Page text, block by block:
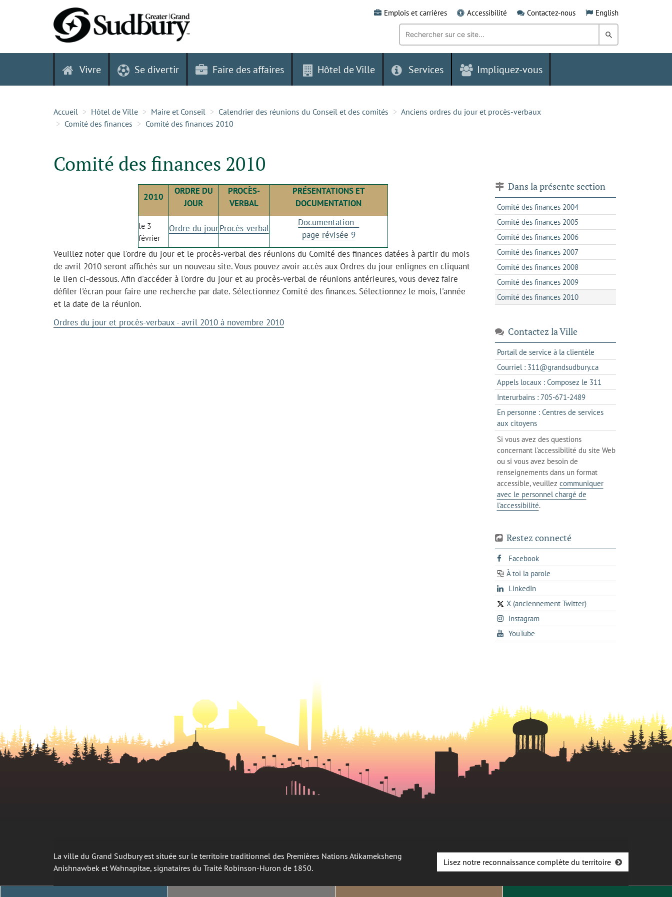
Emplois et carrières Accessibilité Contactez-nous English
Recherche
mot-
clé:
Rechercher
dans
Grand
Vivre Se divertir Faire des affaires Hôtel de Ville Services Impliquez-vous
Accueil Hôtel de Ville Maire et Conseil Calendrier des réunions du Conseil et des comités
Anciens ordres du jour et procès-verbaux
Comité des finances
Comité des finances 2010
Comité des finances 2010
2010
ORDRE DU
JOUR
PROCÈS-
VERBAL
PRÉSENTATIONS ET
DOCUMENTATION
le 3
février
Ordre du jourProcès-verbal
Documentation -
page révisée 9
Veuillez noter que l'ordre du jour et le procès-verbal des réunions du Comité des finances datées à partir du mois
de avril 2010 seront affichés sur un nouveau site. Vous pouvez avoir accès aux Ordres du jour enlignes en cliquant
le lien ci-dessous. Afin d'accéder à l'ordre du jour et au procès-verbal de réunions antérieures, vous devez faire
défiler l'écran pour faire une recherche par date. Sélectionnez Comité des finances. Sélectionnez le mois, l'année
et la date de la réunion.
Ordres du jour et procès-verbaux - avril 2010 à novembre 2010
Dans la présente section
Comité des finances 2004
Comité des finances 2005
Comité des finances 2006
Comité des finances 2007
Comité des finances 2008
Comité des finances 2009
Comité des finances 2010
Contactez la Ville
Portail de service à la clientèles'ouvre
dans
un
nouvel
Courriel : 311@grandsudbury.cas'ouvre
dans
votre
de
Appels locaux : Composez le 311
dans
un
client
téléphone
Interurbains : 705-671-2489s'ouvre
dans
client
votre
En personne : Centres de services
aux citoyenss'ouvre
dans
l'onglet
actuel
Si vous avez des questions
concernant l'accessibilité du site Web
ou si vous avez besoin de
renseignements dans un format
accessible, veuillez communiquer
avec le personnel chargé de
l'accessibilité.
Restez connecté
Facebooks'ouvre
dans
un
onglet
À toi la parole
opens
in
a
new
tab
LinkedInopens
in
a
new
X (anciennement Twitter)
s'ouvre
dans
un
nouvel
Instagrams'ouvre
dans
un
YouTubes'ouvre
dans
La ville du Grand Sudbury est située sur le territoire traditionnel des Premières Nations Atikameksheng
Anishnawbek et Wahnapitae, signataires du Traité Robinson-Huron de 1850.
Lisez notre reconnaissance complète du territoire